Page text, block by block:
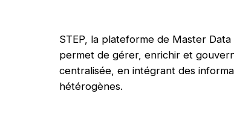
STEP, la plateforme de Master
permet de gérer, enrichir et
centralisée, en intégrant des
hétérogènes.